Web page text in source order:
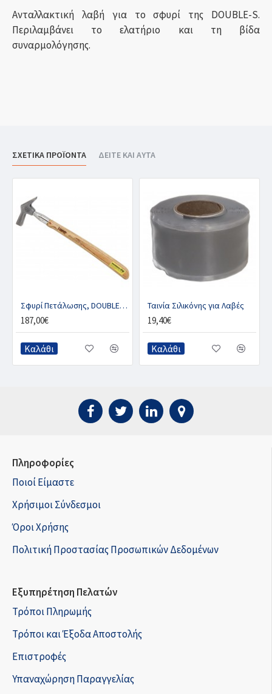
Ανταλλακτική λαβή για το σφυρί της DOUBLE-S.
Περιλαμβάνει το ελατήριο και τη βίδα
συναρμολόγησης.
ΣΧΕΤΙΚΑ ΠΡΟΪΟΝΤΑ ΔΕΙΤΕ ΚΑΙ ΑΥΤΑ
Σφυρί Πετάλωσης, DOUBLE-S 8oz
187,00€
Καλάθι
Ταινία Σιλικόνης για Λαβές
19,40€
Καλάθι
Πληροφορίες
Ποιοί Είμαστε
Χρήσιμοι Σύνδεσμοι
Όροι Χρήσης
Πολιτική Προστασίας Προσωπικών Δεδομένων
Εξυπηρέτηση Πελατών
Τρόποι Πληρωμής
Τρόποι και Έξοδα Αποστολής
Επιστροφές
Υπαναχώρηση Παραγγελίας